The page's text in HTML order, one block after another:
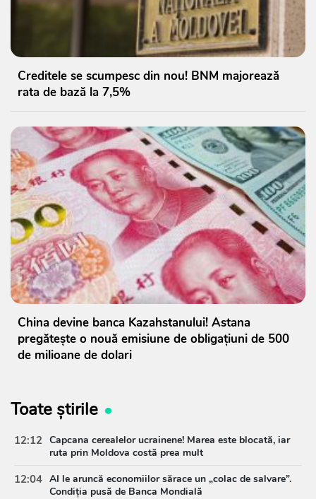
Creditele se scumpesc din nou! BNM majorează
rata de bază la 7,5%
China devine banca Kazahstanului! Astana
pregătește o nouă emisiune de obligațiuni de 500
de milioane de dolari
Toate știrile
12:12 Capcana cerealelor ucrainene! Marea este blocată, iar
ruta prin Moldova costă prea mult
12:04 AI le aruncă economiilor sărace un „colac de salvare”.
Condiția pusă de Banca Mondială